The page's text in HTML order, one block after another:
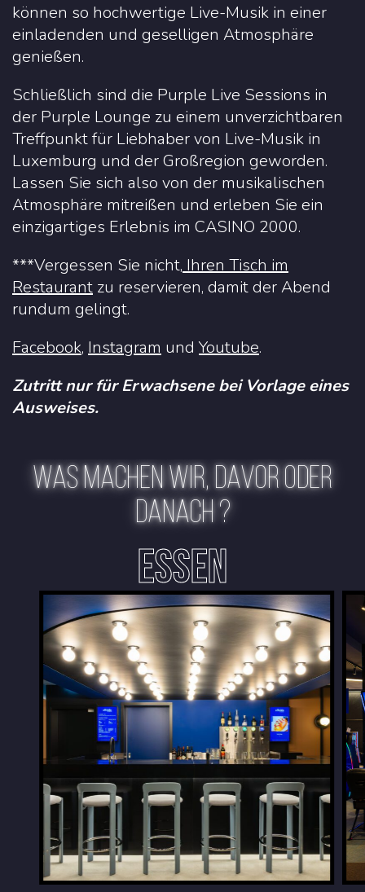
können so hochwertige Live-Musik in einer
einladenden und geselligen Atmosphäre
genießen.
Schließlich sind die Purple Live Sessions in
der Purple Lounge zu einem unverzichtbaren
Treffpunkt für Liebhaber von Live-Musik in
Luxemburg und der Großregion geworden.
Lassen Sie sich also von der musikalischen
Atmosphäre mitreißen und erleben Sie ein
einzigartiges Erlebnis im CASINO 2000.
***Vergessen Sie nicht, Ihren Tisch im
Restaurant zu reservieren, damit der Abend
rundum gelingt.
Facebook, Instagram und Youtube.
Zutritt nur für Erwachsene bei Vorlage eines
Ausweises.
WAS MACHEN WIR, DAVOR ODER
DANACH ?
ESSEN